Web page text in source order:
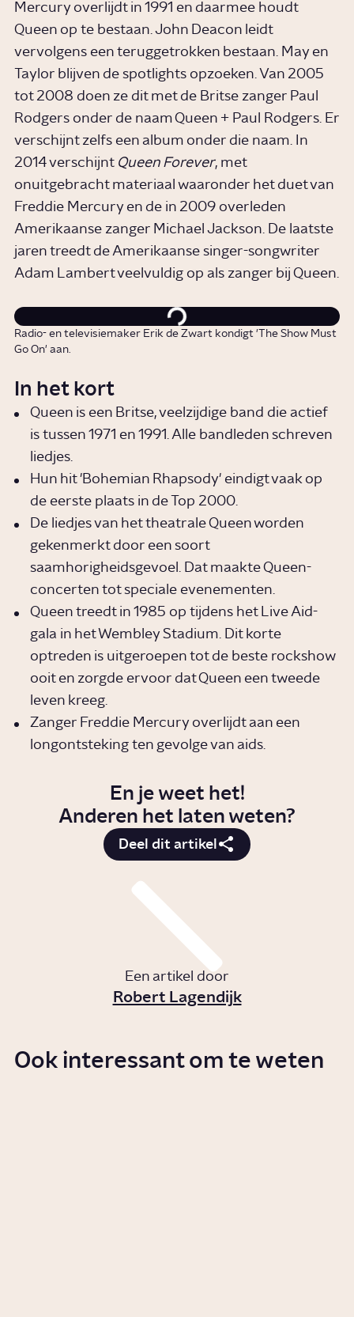
Mercury overlijdt in 1991 en daarmee houdt
Queen op te bestaan. John Deacon leidt
vervolgens een teruggetrokken bestaan. May en
Taylor blijven de spotlights opzoeken. Van 2005
tot 2008 doen ze dit met de Britse zanger Paul
Rodgers onder de naam Queen + Paul Rodgers. Er
verschijnt zelfs een album onder die naam. In
2014 verschijnt Queen Forever, met
onuitgebracht materiaal waaronder het duet van
Freddie Mercury en de in 2009 overleden
Amerikaanse zanger Michael Jackson. De laatste
jaren treedt de Amerikaanse singer-songwriter
Adam Lambert veelvuldig op als zanger bij Queen.
Radio- en televisiemaker Erik de Zwart kondigt 'The Show Must
Go On' aan.
In het kort
Queen is een Britse, veelzijdige band die actief
is tussen 1971 en 1991. Alle bandleden schreven
liedjes.
Hun hit 'Bohemian Rhapsody' eindigt vaak op
de eerste plaats in de Top 2000.
De liedjes van het theatrale Queen worden
gekenmerkt door een soort
saamhorigheidsgevoel. Dat maakte Queen-
concerten tot speciale evenementen.
Queen treedt in 1985 op tijdens het Live Aid-
gala in het Wembley Stadium. Dit korte
optreden is uitgeroepen tot de beste rockshow
ooit en zorgde ervoor dat Queen een tweede
leven kreeg.
Zanger Freddie Mercury overlijdt aan een
longontsteking ten gevolge van aids.
En je weet het!
Anderen het laten weten?
Deel dit artikel
Een artikel door
Robert Lagendijk
Ook interessant om te weten